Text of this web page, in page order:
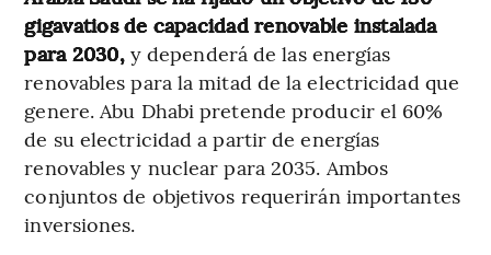
gigavatios de capacidad renovable instalada
para 2030,y dependerá de las energías
renovables para la mitad de la electricidad que
genere. Abu Dhabi pretende producir el 60%
de su electricidad a partir de energías
renovables y nuclear para 2035. Ambos
conjuntos de objetivos requerirán importantes
inversiones.